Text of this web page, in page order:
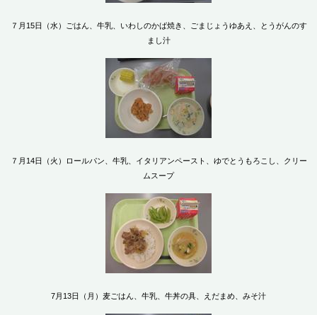
７月15日（水）ごはん、牛乳、いわしのかば焼き、ごまじょうゆあえ、とうがんのす
まし汁
７月14日（火）ロールパン、牛乳、イタリアンペースト、ゆでとうもろこし、クリー
ムスープ
7月13日（月）麦ごはん、牛乳、牛丼の具、えだまめ、みそ汁